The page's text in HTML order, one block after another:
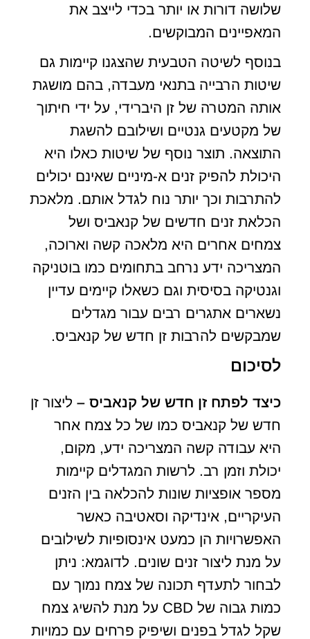
שלושה דורות או יותר בכדי לייצב את
המאפיינים המבוקשים.
בנוסף לשיטה הטבעית שהצגנו קיימות גם
שיטות הרבייה בתנאי מעבדה, בהם מושגת
אותה המטרה של זן היברידי, על ידי חיתוך
של מקטעים גנטיים ושילובם להשגת
התוצאה. תוצר נוסף של שיטות כאלו היא
היכולת להפיק זנים א-מיניים שאינם יכולים
להתרבות וכך יותר נוח לגדל אותם. מלאכת
הכלאת זנים חדשים של קנאביס ושל
צמחים אחרים היא מלאכה קשה וארוכה,
המצריכה ידע נרחב בתחומים כמו בוטניקה
וגנטיקה בסיסית וגם כשאלו קיימים עדיין
נשארים אתגרים רבים עבור מגדלים
שמבקשים להרבות זן חדש של קנאביס.
לסיכום
כיצד לפתח זן חדש של קנאביס – ליצור זן
חדש של קנאביס כמו של כל צמח אחר
היא עבודה קשה המצריכה ידע, מקום,
יכולת וזמן רב. לרשות המגדלים קיימות
מספר אופציות שונות להכלאה בין הזנים
העיקריים, אינדיקה וסאטיבה כאשר
האפשרויות הן כמעט אינסופיות לשילובים
על מנת ליצור זנים שונים. לדוגמא: ניתן
לבחור לתעדף תכונה של צמח נמוך עם
כמות גבוה של CBD על מנת להשיג צמח
שקל לגדל בפנים ושיפיק פרחים עם כמויות